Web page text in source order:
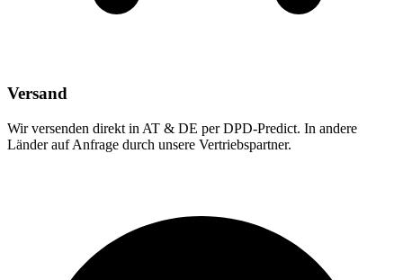
Versand
Wir versenden direkt in AT & DE per DPD-Predict. In andere
Länder auf Anfrage durch unsere Vertriebspartner.